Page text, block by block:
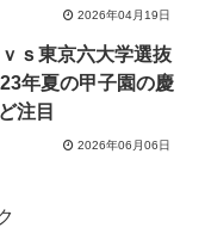
2026年04月19日
ｓ東京六大学選抜
年夏の甲子園の慶
注目
2026年06月06日